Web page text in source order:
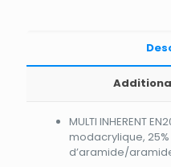
MULTI INHERENT
modacrylique, 25%
d’aramide/